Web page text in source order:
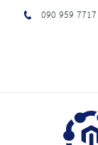
090 959